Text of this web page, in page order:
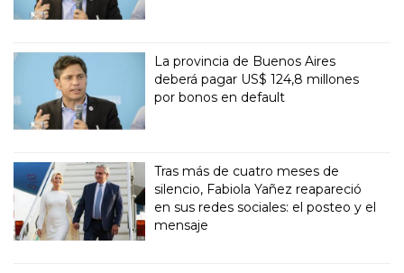
La provincia de Buenos Aires
deberá pagar US$ 124,8 millones
por bonos en default
Tras más de cuatro meses de
silencio, Fabiola Yañez reapareció
en sus redes sociales: el posteo y el
mensaje